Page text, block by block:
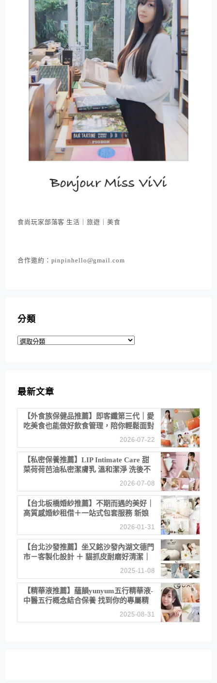
食尚玩家部落客 生活｜旅遊｜美食
合作邀約：pinpinhello@gmail.com
分類
分
最新文章
【外食族保健品推薦】即客纖第三代｜愛
吃美食也能做好飲食管理，陪你輕鬆面對
2026-07-22
【私密保養推薦】LIP Intimate Care 甜
菜荷荷芭油私密潔膚乳 溫和潔淨 洗後不
2026-07-08
【台北板橋婚紗推薦】不期而遇的美好｜
高質感婚紗租借＋一站式包套服務 新娘
2026-01-31
【台北沙發推薦】坐又銘沙發內湖文德門
市－客製化設計 ＋ 貓抓皮耐磨好清潔｜
直營直銷、價格透明 高CP值打造夢想
2025-11-08
【精華液推薦】蘊韻yunyum五行精華液-
中醫五行概念結合保養 找到你的專屬精
華！ 水㊀土㊀就選「潤・賦精華」維持
2025-08-31